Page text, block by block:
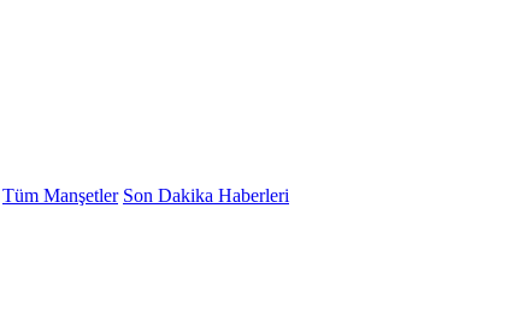
Tüm Manşetler Son Dakika Haberleri